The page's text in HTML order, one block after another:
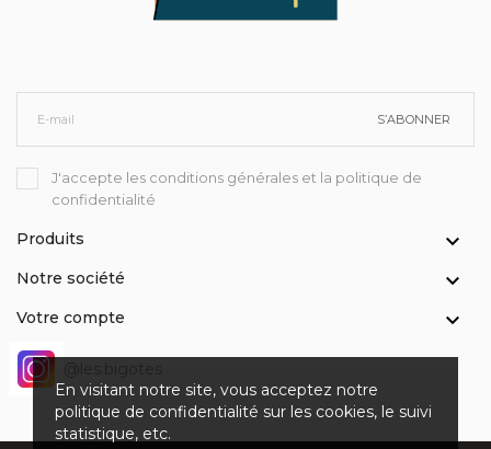
En visitant notre site, vous acceptez notre
politique de confidentialité sur les cookies, le suivi
statistique, etc.
S’ABONNER
J'accepte les conditions générales et la politique de
confidentialité
Produits 
Notre société 
Votre compte 